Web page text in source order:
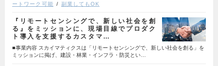
ートワーク可能
副業してもOK
『リモートセンシングで、新しい社会を創
る』をミッションに、現場目線でプロダク
ト導入を支援するカスタマ…
■事業内容 スカイマティクスは「リモートセンシングで、新しい社会を創る」を
ミッションに掲げ、建設・林業・インフラ・防災とい…